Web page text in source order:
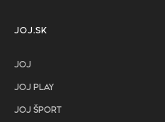
JOJ.SK
JOJ
JOJ PLAY
JOJ ŠPORT